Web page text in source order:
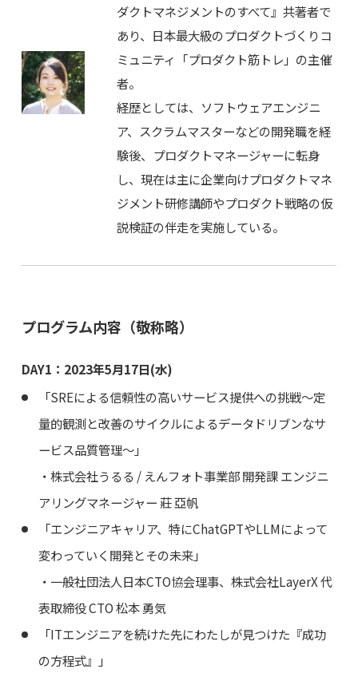
ダクトマネジメントのすべて』共著者で
あり、日本最大級のプロダクトづくりコ
ミュニティ「プロダクト筋トレ」の主催
者。
経歴としては、ソフトウェアエンジニ
ア、スクラムマスターなどの開発職を経
験後、プロダクトマネージャーに転身
し、現在は主に企業向けプロダクトマネ
ジメント研修講師やプロダクト戦略の仮
説検証の伴走を実施している。
プログラム内容（敬称略）
DAY1：2023年5月17日(水)
「SREによる信頼性の高いサービス提供への挑戦～定
量的観測と改善のサイクルによるデータドリブンなサ
ービス品質管理～」
・株式会社うるる / えんフォト事業部 開発課 エンジニ
アリングマネージャー 莊 亞帆
「エンジニアキャリア、特にChatGPTやLLMによって
変わっていく開発とその未来」
・一般社団法人日本CTO協会理事、株式会社LayerX 代
表取締役 CTO 松本 勇気
「ITエンジニアを続けた先にわたしが見つけた『成功
の方程式』」